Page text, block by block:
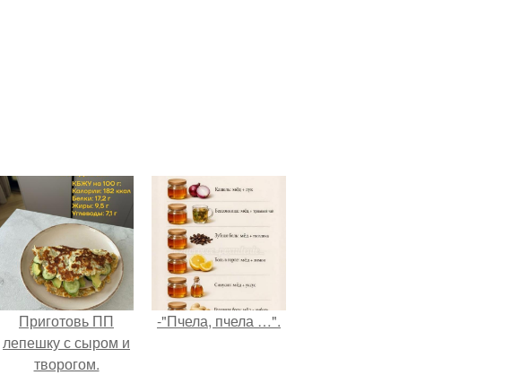
Приготовь ПП
лепешку с сыром и
творогом.
-"Пчела, пчела …".